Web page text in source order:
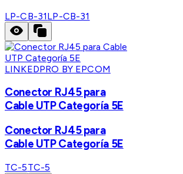
LP-CB-31LP-CB-31
LINKEDPRO BY EPCOM
Conector RJ45 para
Cable UTP Categoría 5E
Conector RJ45 para
Cable UTP Categoría 5E
TC-5TC-5